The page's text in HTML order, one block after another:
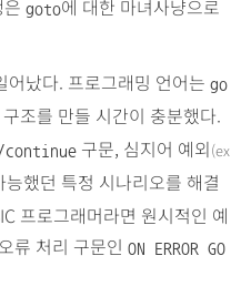
goto에 대한 마녀사냥으로
났다. 프로그래밍 언어는 go
조를 만들 시간이 충분했다.
구문, 심지어 예외(ex
능했던 특정 시나리오를 해결
프로그래머라면 원시적인 예
류 처리 구문인 ON ERROR GO